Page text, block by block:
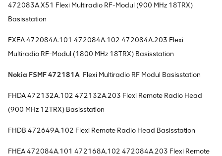
472083A.X51 Flexi Multiradio RF-Modul (900 MHz 18TRX)
Basisstation
FXEA 472084A.101 472084A.102 472084A.203 Flexi
Multiradio RF-Modul (1800 MHz 18TRX) Basisstation
Nokia FSMF 472181A Flexi Multiradio RF Modul Basisstation
FHDA 472132A.102 472132A.203 Flexi Remote Radio Head
(900 MHz 12TRX) Basisstation
FHDB 472649A.102 Flexi Remote Radio Head Basisstation
FHEA 472084A.101 472168A.102 472084A.203 Flexi Remote